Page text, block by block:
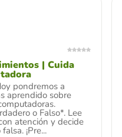
| Cuida
pondremos a
aprendido sobre
o Falso*. Lee
atención y decide
¡Pre...